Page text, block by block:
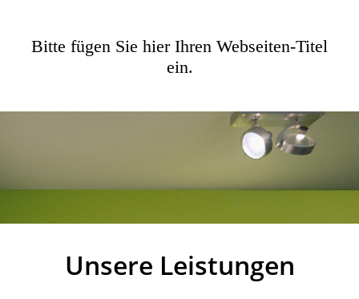
Bitte fügen Sie hier Ihren Webseiten-Titel
ein.
Unsere Leistungen